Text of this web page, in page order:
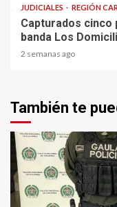
JUDICIALES REGIÓN
Capturados
banda Los
2 semanas ago
También te